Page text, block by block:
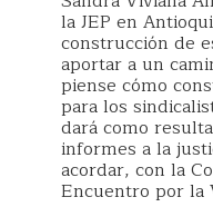
la JEP en
construcción de
aportar a un
piense cómo
para los
dará como
informes a la
acordar, con la
Encuentro por la